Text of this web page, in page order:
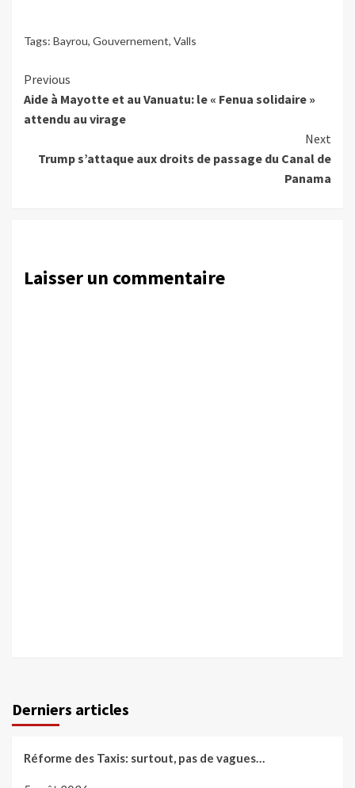
Tags: Bayrou, Gouvernement, Valls
Continue
Reading
Previous
Aide à Mayotte et au Vanuatu: le « Fenua solidaire »
attendu au virage
Next
Trump s’attaque aux droits de passage du Canal de
Panama
Laisser un commentaire
Derniers articles
Réforme des Taxis: surtout, pas de vagues…